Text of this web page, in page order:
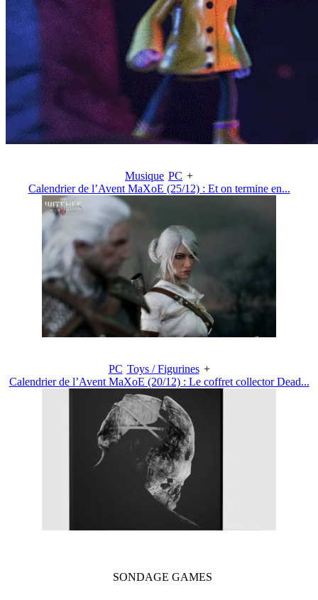
Musique PC +
Calendrier de l’Avent MaXoE (25/12) : Et on termine en...
PC Toys / Figurines +
Calendrier de l’Avent MaXoE (20/12) : Le coffret collector Dead...
SONDAGE GAMES